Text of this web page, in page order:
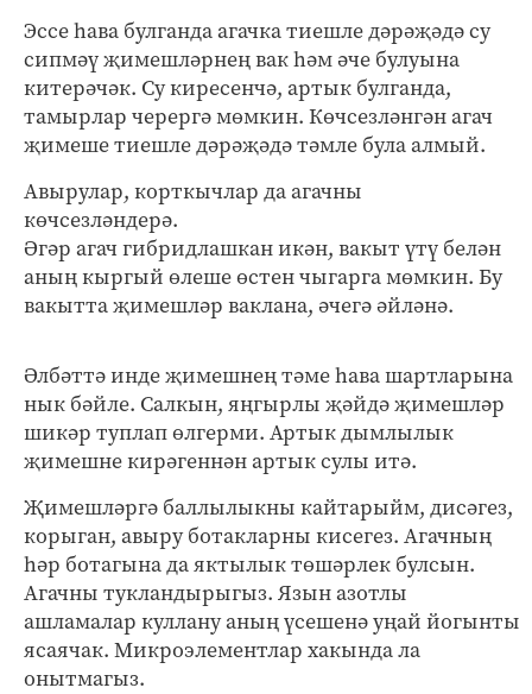
Эссе һава булганда агачка тиешле дәрәҗәдә су
сипмәү җимешләрнең вак һәм әче булуына
китерәчәк. Су киресенчә, артык булганда,
тамырлар черергә мөмкин. Көчсезләнгән агач
җимеше тиешле дәрәҗәдә тәмле була алмый.
Авырулар, корткычлар да агачны
көчсезләндерә.
Әгәр агач гибридлашкан икән, вакыт үтү белән
аның кыргый өлеше өстен чыгарга мөмкин. Бу
вакытта җимешләр ваклана, әчегә әйләнә.
Әлбәттә инде җимешнең тәме һава шартларына
нык бәйле. Салкын, яңгырлы җәйдә җимешләр
шикәр туплап өлгерми. Артык дымлылык
җимешне кирәгеннән артык сулы итә.
Җимешләргә баллылыкны кайтарыйм, дисәгез,
корыган, авыру ботакларны кисегез. Агачның
һәр ботагына да яктылык төшәрлек булсын.
Агачны тукландырыгыз. Язын азотлы
ашламалар куллану аның үсешенә уңай йогынты
ясаячак. Микроэлементлар хакында ла
онытмагыз.